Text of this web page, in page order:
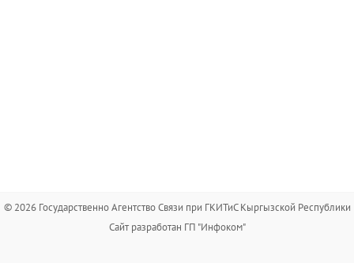
© 2026 Государственно Агентство Связи при ГКИТиС Кыргызской Республики
Сайт разработан ГП "Инфоком"